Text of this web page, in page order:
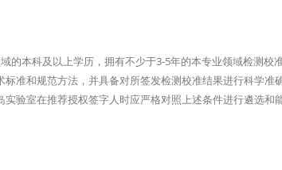
的本科及以上学历，拥有不少于3-5年的本专业领域检测校
准和规范方法，并具备对所签发检测校准结果进行科学
验室在推荐授权签字人时应严格对照上述条件进行遴选